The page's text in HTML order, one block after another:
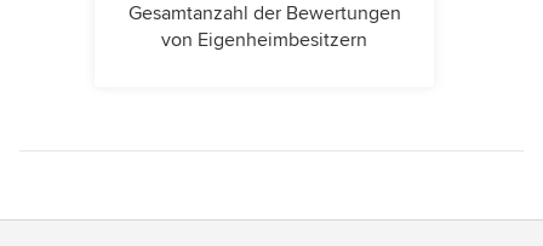
Gesamtanzahl der Bewertungen
von Eigenheimbesitzern